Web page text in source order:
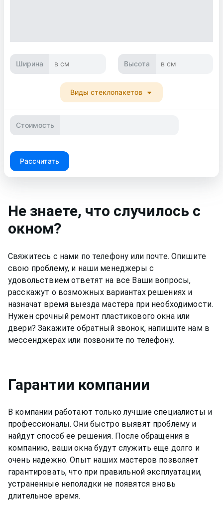
в см
Ширина
в см
Высота
Виды стеклопакетов
Стоимость
Рассчитать
Не знаете, что случилось с
окном?
Свяжитесь с нами по телефону или почте. Опишите
свою проблему, и наши менеджеры с
удовольствием ответят на все Ваши вопросы,
расскажут о возможных вариантах решениях и
назначат время выезда мастера при необходимости.
Нужен срочный ремонт пластикового окна или
двери? Закажите обратный звонок, напишите нам в
мессенджерах или позвоните по телефону.
Гарантии компании
В компании работают только лучшие специалисты и
профессионалы. Они быстро выявят проблему и
найдут способ ее решения. После обращения в
компанию, ваши окна будут служить еще долго и
очень надежно. Опыт наших мастеров позволяет
гарантировать, что при правильной эксплуатации,
устраненные неполадки не появятся вновь
длительное время.